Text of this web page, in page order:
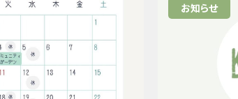
お知らせ